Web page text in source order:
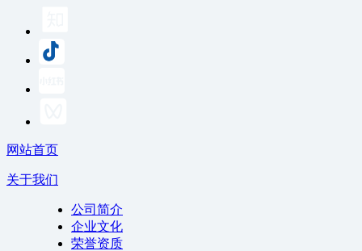
网站首页
关于我们
公司简介
企业文化
荣誉资质